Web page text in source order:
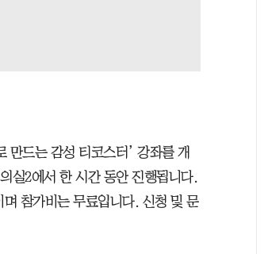
만드는 감성 티코스터’ 강좌를 개
실2에서 한 시간 동안 진행됩니다.
참가비는 무료입니다. 신청 및 문